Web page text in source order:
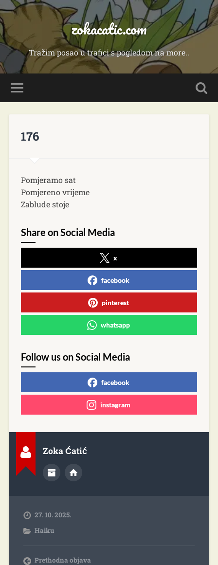
zokacatic.com
Tražim posao u trafici s pogledom na more..
176
Pomjeramo sat
Pomjereno vrijeme
Zablude stoje
Share on Social Media
x
facebook
pinterest
whatsapp
Follow us on Social Media
facebook
instagram
Zoka Ćatić
27. 10. 2025.
Haiku
Prethodna objava